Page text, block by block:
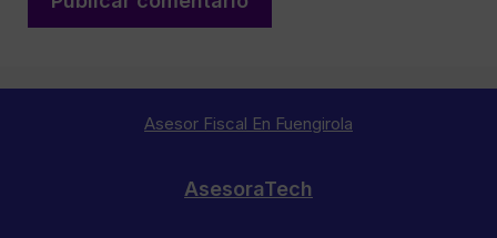
Asesor Fiscal En Fuengirola
AsesoraTech